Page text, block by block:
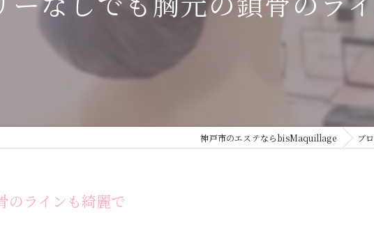
神戸市のエステならbisMaquillage ブ
のラインも綺麗で